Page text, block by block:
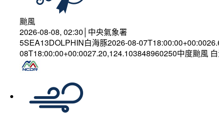
颱風
2026-08-08, 02:30│中央氣象署
5SEA13DOLPHIN白海豚2026-08-
08T18:00:00+00:0027.20,124.103848960250中度颱風